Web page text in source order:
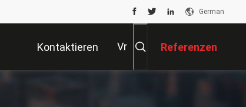
German
Kontaktieren Vr Referenzen